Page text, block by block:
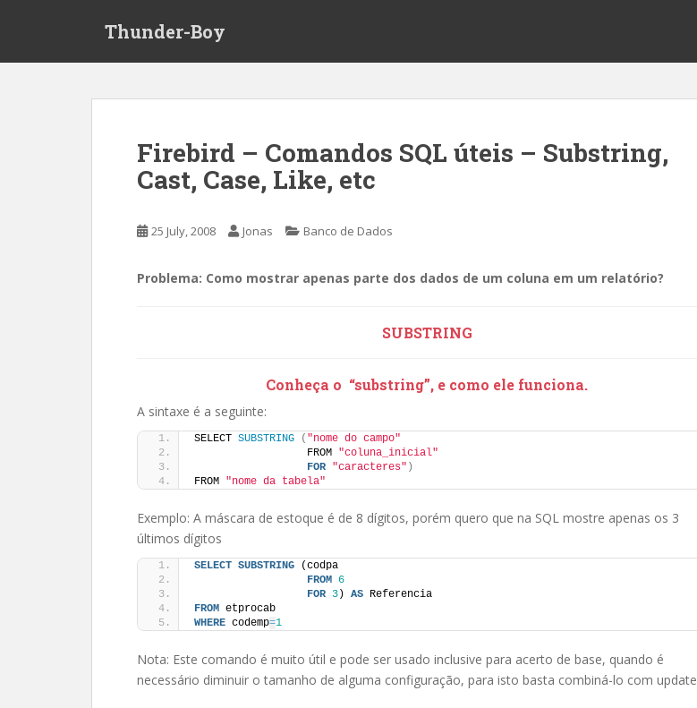
Thunder-Boy
Firebird – Comandos SQL úteis – Substring,
Cast, Case, Like, etc
25 July, 2008 Jonas Banco de Dados
Problema: Como mostrar apenas parte dos dados de um coluna em um relatório?
SUBSTRING
Conheça o “substring”, e como ele funciona.
A sintaxe é a seguinte:
SELECT SUBSTRING ( "nome do campo"
                  FROM
"coluna_inicial"
FOR "caracteres" )
FROM "nome da tabela"
Exemplo: A máscara de estoque é de 8 dígitos, porém quero que na SQL mostre apenas os 3
últimos dígitos
SELECT SUBSTRING (codpa
FROM 6
FOR 3 ) AS Referencia
FROM etprocab
WHERE codemp=1
Nota: Este comando é muito útil e pode ser usado inclusive para acerto de base, quando é
necessário diminuir o tamanho de alguma configuração, para isto basta combiná-lo com update